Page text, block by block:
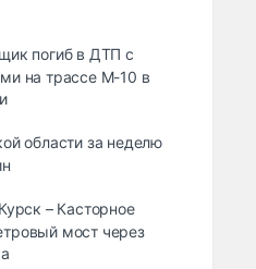
погиб в ДТП с
на трассе М-10 в
области за неделю
– Касторное
мост через